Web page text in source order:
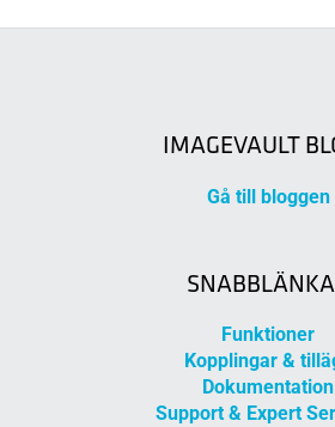
IMAGEVAULT
Gå till bloggen
Funktioner
Kopplingar &
Dokumentation
Support & Expert